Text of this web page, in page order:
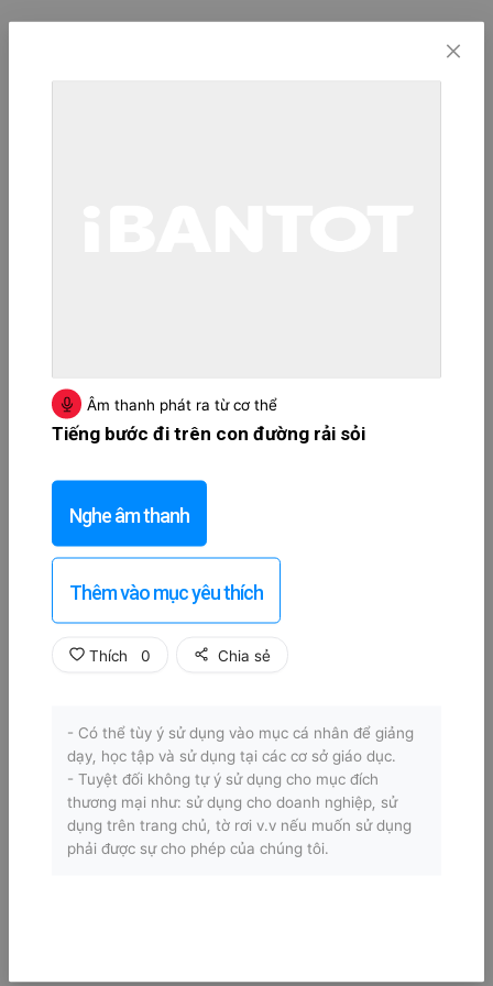
Âm thanh phát ra từ cơ thể
Tiếng bước đi trên con đường rải sỏi
Nghe âm thanh
Thêm vào mục yêu thích
Thích 0 Chia sẻ
- Có thể tùy ý sử dụng vào mục cá nhân để giảng
dạy, học tập và sử dụng tại các cơ sở giáo dục.
- Tuyệt đối không tự ý sử dụng cho mục đích
thương mại như: sử dụng cho doanh nghiệp, sử
dụng trên trang chủ, tờ rơi v.v nếu muốn sử dụng
phải được sự cho phép của chúng tôi.